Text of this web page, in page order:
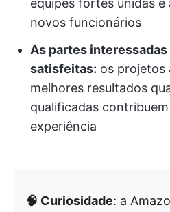
equipes fortes unidas e
novos funcionários
As partes
satisfeitas: os projetos
melhores resultados
qualificadas
experiência
🧠 Curiosidade: a